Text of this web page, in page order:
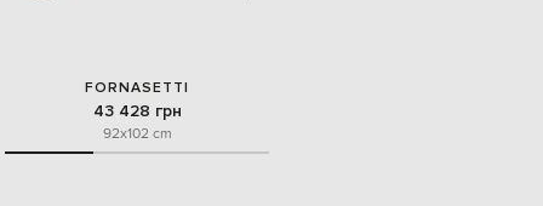
FORNASETTI
43 428 грн
92x102 cm